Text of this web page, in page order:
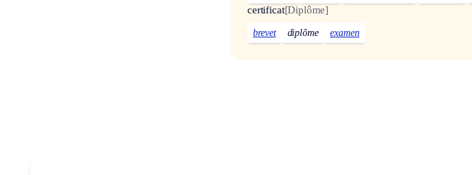
certificat[Diplôme]
brevet diplôme examen